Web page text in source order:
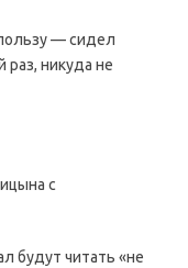
— сидел
раз, никуда не
с
будут читать «не